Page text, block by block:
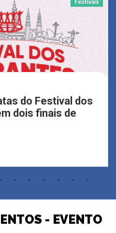
Festivais
do Festival dos
dois finais de
- EVENTO